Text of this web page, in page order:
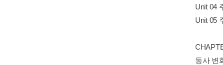
Unit 04
Unit 05
동사 변